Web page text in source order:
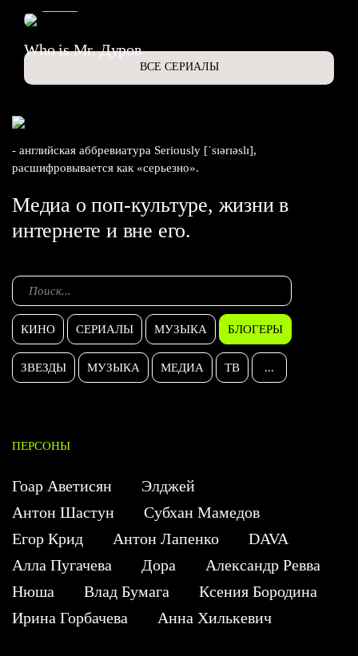
Who is Mr. Дуров
ВСЕ СЕРИАЛЫ
- английская аббревиатура Seriously [ˈsɪərɪəslɪ],
расшифровывается как «серьезно».
Медиа о поп-культуре, жизни в
интернете и вне его.
КИНО СЕРИАЛЫ МУЗЫКА БЛОГЕРЫ
ЗВЕЗДЫ МУЗЫКА МЕДИА ТВ ...
ПЕРСОНЫ
Гоар Аветисян
Элджей
Антон Шастун
Субхан Мамедов
Егор Крид
Антон Лапенко
DAVA
Алла Пугачева
Дора
Александр Ревва
Нюша
Влад Бумага
Ксения Бородина
Ирина Горбачева
Анна Хилькевич